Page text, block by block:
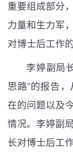
重要组成部分
力量和生力军
对博士后工作
李婷副局
思路”的报告，
在的问题以及
情况。李婷副
长对博士后工